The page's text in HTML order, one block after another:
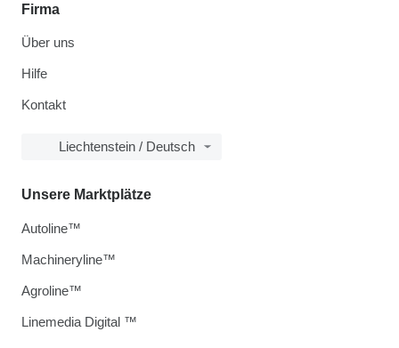
Firma
Über uns
Hilfe
Kontakt
Liechtenstein / Deutsch
Unsere Marktplätze
Autoline™
Machineryline™
Agroline™
Linemedia Digital ™